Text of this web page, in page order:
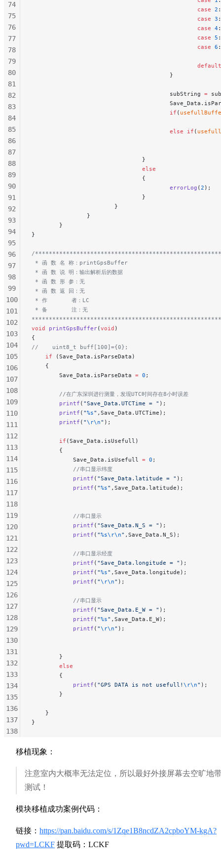
                                                case
2 :
                                                case
3 :
                                                case
4:
                                                case
5 :
                                                case
6 :
                                                default
                                        }
                                        subString
=
                                        if
(
                                        else
if (
                                }
                                else
                                {
                                        errorLog
(2 );
                                }
                        }
                }
        }
}
/
* 函 数 名 称：printGpsBuffer
* 函 数 说 明：输出解析后的数据
* 函 数 形 参：无
* 函 数 返 回：无
* 作       者：LC
* 备       注：无
void printGpsBuffer(void )
{
//    uint8_t buff[100]={0};
    if
(Save_Data.isParseData)
    {
        Save_Data.isParseData
= 0 ;
        //在广东深圳进行测量，发现UTC时间存在8小时误差
        printf
( "Save_Data.UTCTime = " );
        printf
( "%s" ,Save_Data.UTCTime);
        printf
( "\r\n" );
        if
(Save_Data.isUsefull)
        {
            Save_Data.isUsefull
= 0 ;
            //串口显示纬度
            printf
( "Save_Data.latitude = " );
            printf
( "%s" ,Save_Data.latitude);
            //串口显示
            printf
( "Save_Data.N_S = " );
            printf
( "%s\r\n" ,Save_Data.N_S);
            //串口显示经度
            printf
( "Save_Data.longitude = " );
            printf
( "%s" ,Save_Data.longitude);
            printf
( "\r\n" );
            //串口显示
            printf
( "Save_Data.E_W = " );
            printf
( "%s" ,Save_Data.E_W);
            printf
( "\r\n" );
        }
        else
        {
            printf
( "GPS DATA is not usefull! \r\n" );
        }
    }
}
74
75
76
77
78
79
80
81
82
83
84
85
86
87
88
89
90
91
92
93
94
95
96
97
98
99
100
101
102
103
104
105
106
107
108
109
110
111
112
113
114
115
116
117
118
119
120
121
122
123
124
125
126
127
128
129
130
131
132
133
134
135
136
137
138
140
141
145
147
148
移植现象：
注意室内大概率无法定位，所以最好外接屏幕去空旷地
测试！
模块移植成功案例代码：
链接： https://pan.baidu.com/s/1Zqe1B8ncdZA2cpboYM-kgA?
pwd=LCKF 提取码：LCKF